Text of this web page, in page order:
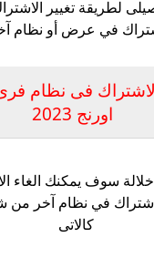
لطريقة تغيير
في عرض أو نظام
الاشتراك فى نظام
اورنج 2023
سوف يمكنك الغاء
في نظام آخر من
كالاتى